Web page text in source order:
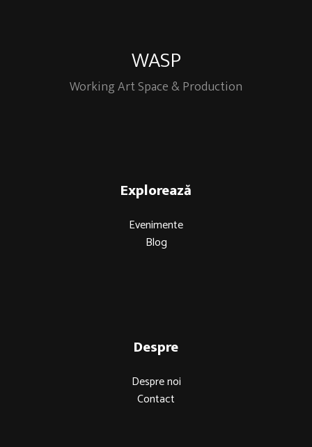
WASP
Working Art Space & Production
Explorează
Evenimente
Blog
Despre
Despre noi
Contact